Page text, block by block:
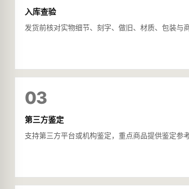
入库查验
发货前核对实物细节、刻字、做旧、材质、包装与商
03
第三方鉴定
支持第三方平台或机构鉴定，重点商品提供鉴定参